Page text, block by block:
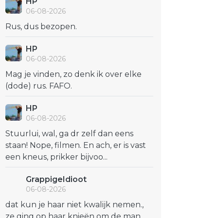
06-08-2026
Rus, dus bezopen.
HP
06-08-2026
Mag je vinden, zo denk ik over elke
(dode) rus. FAFO.
HP
06-08-2026
Stuurlui, wal, ga dr zelf dan eens
staan! Nope, filmen. En ach, er is vast
een kneus, prikker bijvoo...
GrappigeIdioot
06-08-2026
dat kun je haar niet kwalijk nemen.,